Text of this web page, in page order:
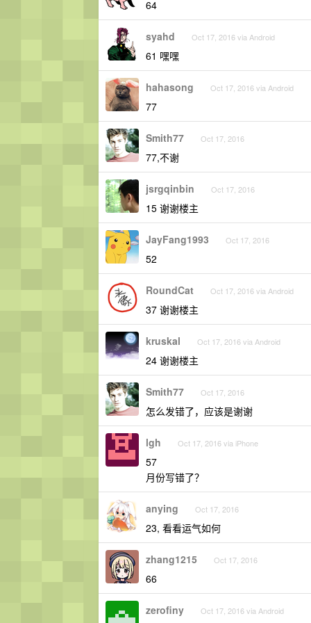
64
syahd Oct 17, 2016 via Android
61 嘿嘿
hahasong Oct 17, 2016 via Android
77
Smith77 Oct 17, 2016
77,不谢
jsrgqinbin Oct 17, 2016
15 谢谢楼主
JayFang1993 Oct 17, 2016
52
RoundCat Oct 17, 2016 via Android
37 谢谢楼主
kruskal Oct 17, 2016 via Android
24 谢谢楼主
Smith77 Oct 17, 2016
怎么发错了，应该是谢谢
lgh Oct 17, 2016 via iPhone
57
月份写错了？
anying Oct 17, 2016
23, 看看运气如何
zhang1215 Oct 17, 2016
66
zerofiny Oct 17, 2016 via Android